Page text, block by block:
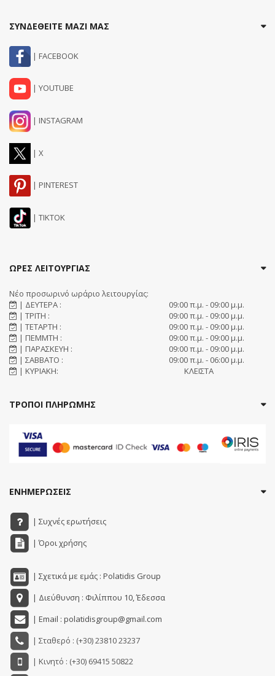
ΣΥΝΔΕΘΕΙΤΕ ΜΑΖΙ ΜΑΣ
| FACEBOOK
| YOUTUBE
| INSTAGRAM
| X
| PINTEREST
| TIKTOK
ΩΡΕΣ ΛΕΙΤΟΥΡΓΙΑΣ
Νέο προσωρινό ωράριο λειτουργίας:
| ΔΕΥΤΕΡΑ :
09:00 π.μ. - 09:00 μ.μ.
| ΤΡΙΤΗ :
09:00 π.μ. - 09:00 μ.μ.
| ΤΕΤΑΡΤΗ :
09:00 π.μ. - 09:00 μ.μ.
| ΠΕΜΜΤΗ :
09:00 π.μ. - 09:00 μ.μ.
| ΠΑΡΑΣΚΕΥΗ :
09:00 π.μ. - 09:00 μ.μ.
| ΣΑΒΒΑΤΟ :
09:00 π.μ. - 06:00 μ.μ.
| ΚΥΡΙΑΚΗ:
ΚΛΕΙΣΤΑ
ΤΡΟΠΟΙ ΠΛΗΡΩΜΗΣ
ΕΝΗΜΕΡΩΣΕΙΣ
| Συχνές ερωτήσεις
| Όροι χρήσης
| Σχετικά με εμάς : Polatidis Group
| Διεύθυνση : Φιλίππου 10, Έδεσσα
| Email : polatidisgroup@gmail.com
| Σταθερό : (+30) 23810 23237
| Κινητό : (+30) 69415 50822